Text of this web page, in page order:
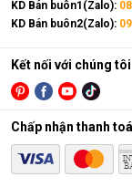
KD Bán buôn1(Zalo):
KD Bán buôn2(Zalo):
Kết nối với chúng tôi
Chấp nhận thanh